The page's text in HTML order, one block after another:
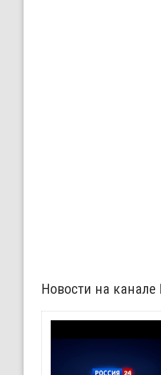
Новости на канале